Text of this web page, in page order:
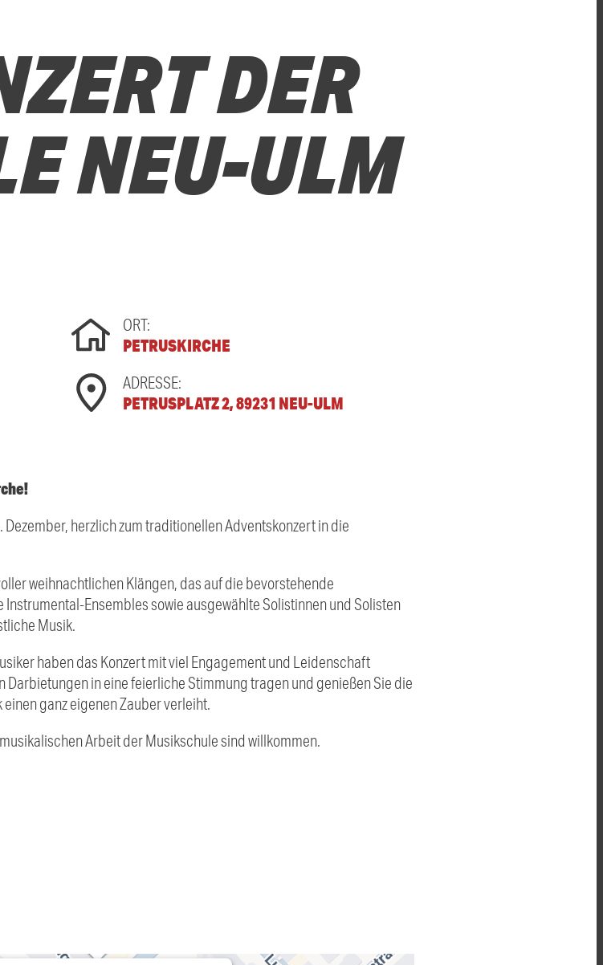
DER
NEU-ULM
ORT:
PETRUSKIRCHE
ADRESSE:
PETRUSPLATZ 2, 89231 NEU-ULM
herzlich zum traditionellen Adventskonzert in die
weihnachtlichen Klängen, das auf die bevorstehende
Ensembles sowie ausgewählte Solistinnen und Solisten
Musik.
haben das Konzert mit viel Engagement und Leidenschaft
in eine feierliche Stimmung tragen und genießen Sie die
ganz eigenen Zauber verleiht.
Arbeit der Musikschule sind willkommen.